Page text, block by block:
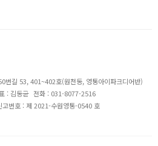
번길 53, 401~402호(원천동, 영통아이파크디어반)
: 김동균 전화 : 031-8077-2516
고번호 : 제 2021-수원영통-0540 호